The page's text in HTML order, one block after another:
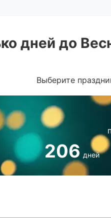
дней до
Выберите
206 дней